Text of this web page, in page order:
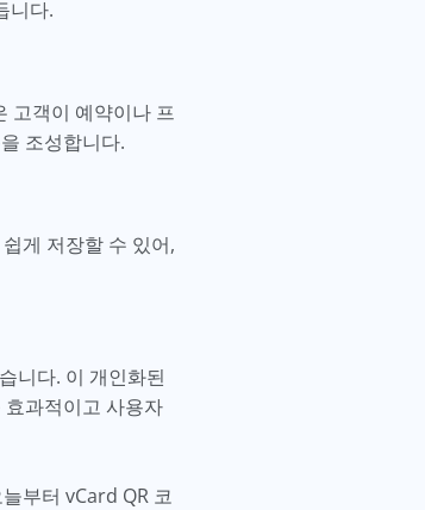
니다.
고객이 예약이나 프
조성합니다.
게 저장할 수 있어,
니다. 이 개인화된
과적이고 사용자
부터 vCard QR 코